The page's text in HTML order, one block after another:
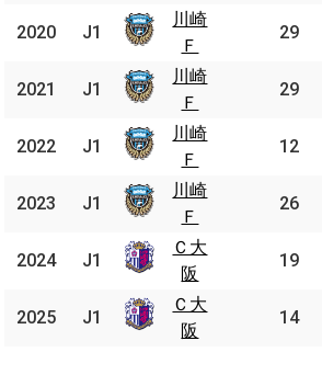
2020
川崎
Ｆ
29
2021
川崎
Ｆ
29
2022
川崎
Ｆ
12
2023
川崎
Ｆ
26
2024
Ｃ大
阪
19
2025
Ｃ大
阪
14
2020 J1
川崎
Ｆ
2021 J1
川崎
Ｆ
2022 J1
川崎
Ｆ
2023 J1
川崎
Ｆ
2024 J1
Ｃ大
阪
2025 J1
Ｃ大
阪